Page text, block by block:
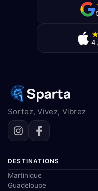
★
Sortez, Vivez, Vibrez
DESTINATIONS
Martinique
Guadeloupe